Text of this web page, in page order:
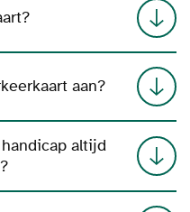
aan?
altijd